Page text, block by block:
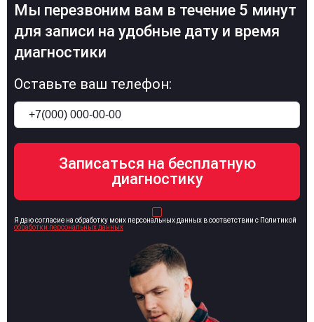
Мы перезвоним вам в течение 5 минут
для записи на удобные дату и время
диагностики
Оставьте ваш телефон:
Я даю согласие на обработку моих персональных данных в соответствии с Политикой
обработки персональных данных